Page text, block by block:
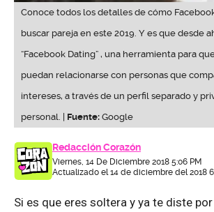
Conoce todos los detalles de cómo
buscar pareja en este 2019. Y es que desde
“Facebook Dating” , una herramienta para
puedan relacionarse con personas que
intereses, a través de un perfil separado y
personal. | Fuente: Google
Redacción Corazón
Viernes, 14 De Diciembre 2018 5:06 PM
Actualizado el 14 de diciembre del 2018
Si es que eres soltera y ya te diste